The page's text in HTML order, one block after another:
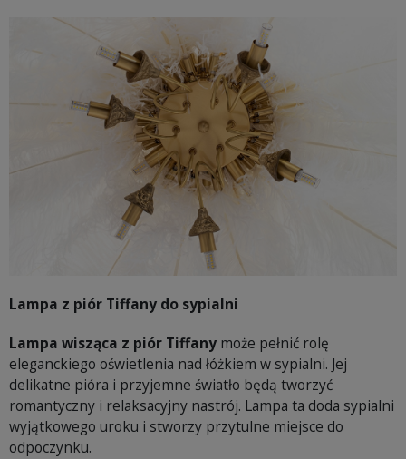
Lampa z piór Tiffany do sypialni
Lampa wisząca z piór Tiffany może pełnić rolę
eleganckiego oświetlenia nad łóżkiem w sypialni. Jej
delikatne pióra i przyjemne światło będą tworzyć
romantyczny i relaksacyjny nastrój. Lampa ta doda sypialni
wyjątkowego uroku i stworzy przytulne miejsce do
odpoczynku.